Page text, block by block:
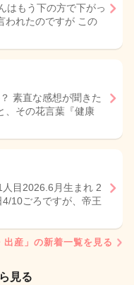
はもう下の方で下がっ
われたのですが この
素直な感想が聞きた
、その花言葉『健康
目2026.6月生まれ 2
10ごろですが、帝王
出産」の新着一覧を見る
見る